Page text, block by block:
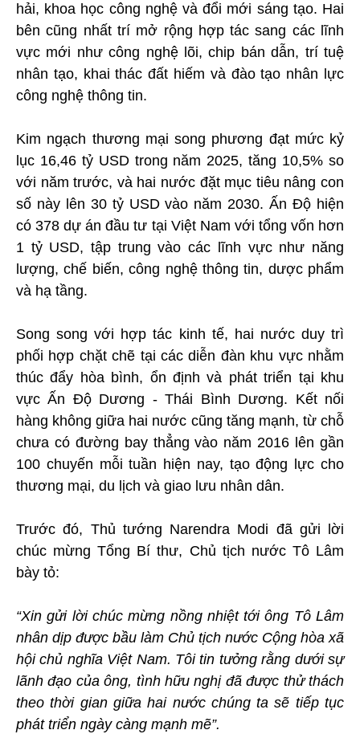
hải, khoa học công nghệ và đổi mới sáng tạo. Hai
bên cũng nhất trí mở rộng hợp tác sang các lĩnh
vực mới như công nghệ lõi, chip bán dẫn, trí tuệ
nhân tạo, khai thác đất hiếm và đào tạo nhân lực
công nghệ thông tin.
Kim ngạch thương mại song phương đạt mức kỷ
lục 16,46 tỷ USD trong năm 2025, tăng 10,5% so
với năm trước, và hai nước đặt mục tiêu nâng con
số này lên 30 tỷ USD vào năm 2030. Ấn Độ hiện
có 378 dự án đầu tư tại Việt Nam với tổng vốn hơn
1 tỷ USD, tập trung vào các lĩnh vực như năng
lượng, chế biến, công nghệ thông tin, dược phẩm
và hạ tầng.
Song song với hợp tác kinh tế, hai nước duy trì
phối hợp chặt chẽ tại các diễn đàn khu vực nhằm
thúc đẩy hòa bình, ổn định và phát triển tại khu
vực Ấn Độ Dương - Thái Bình Dương. Kết nối
hàng không giữa hai nước cũng tăng mạnh, từ chỗ
chưa có đường bay thẳng vào năm 2016 lên gần
100 chuyến mỗi tuần hiện nay, tạo động lực cho
thương mại, du lịch và giao lưu nhân dân.
Trước đó, Thủ tướng Narendra Modi đã gửi lời
chúc mừng Tổng Bí thư, Chủ tịch nước Tô Lâm
bày tỏ:
“Xin gửi lời chúc mừng nồng nhiệt tới ông Tô Lâm
nhân dịp được bầu làm Chủ tịch nước Cộng hòa xã
hội chủ nghĩa Việt Nam. Tôi tin tưởng rằng dưới sự
lãnh đạo của ông, tình hữu nghị đã được thử thách
theo thời gian giữa hai nước chúng ta sẽ tiếp tục
phát triển ngày càng mạnh mẽ”.